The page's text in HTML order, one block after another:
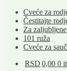
Cveće za
Čestitajte
Za zaljubljene
101 ruža
Cveće za
RSD 0,00 0